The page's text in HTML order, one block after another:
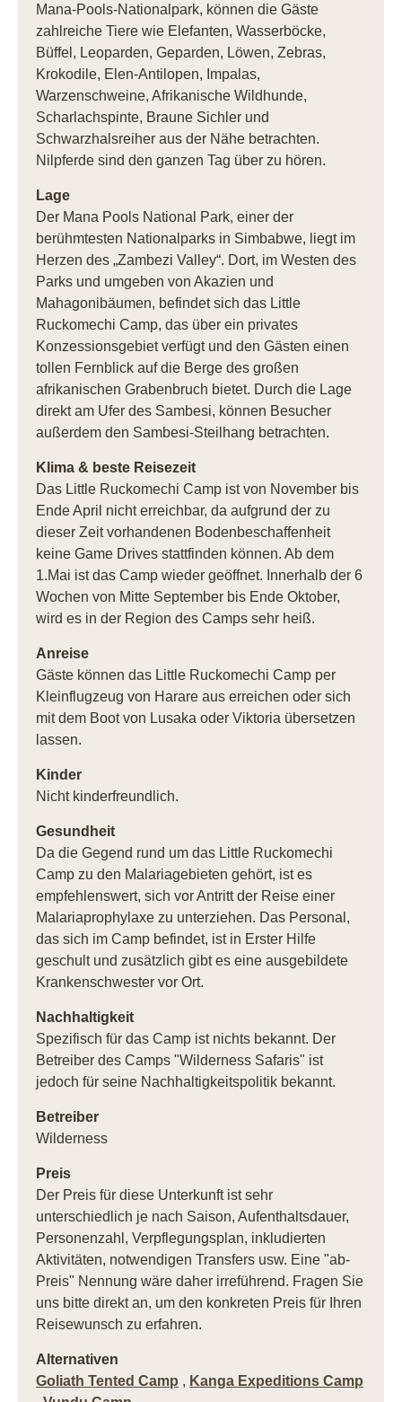
Mana-Pools-Nationalpark, können die Gäste
zahlreiche Tiere wie Elefanten, Wasserböcke,
Büffel, Leoparden, Geparden, Löwen, Zebras,
Krokodile, Elen-Antilopen, Impalas,
Warzenschweine, Afrikanische Wildhunde,
Scharlachspinte, Braune Sichler und
Schwarzhalsreiher aus der Nähe betrachten.
Nilpferde sind den ganzen Tag über zu hören.
Lage
Der Mana Pools National Park, einer der
berühmtesten Nationalparks in Simbabwe, liegt im
Herzen des „Zambezi Valley“. Dort, im Westen des
Parks und umgeben von Akazien und
Mahagonibäumen, befindet sich das Little
Ruckomechi Camp, das über ein privates
Konzessionsgebiet verfügt und den Gästen einen
tollen Fernblick auf die Berge des großen
afrikanischen Grabenbruch bietet. Durch die Lage
direkt am Ufer des Sambesi, können Besucher
außerdem den Sambesi-Steilhang betrachten.
Klima & beste Reisezeit
Das Little Ruckomechi Camp ist von November bis
Ende April nicht erreichbar, da aufgrund der zu
dieser Zeit vorhandenen Bodenbeschaffenheit
keine Game Drives stattfinden können. Ab dem
1.Mai ist das Camp wieder geöffnet. Innerhalb der 6
Wochen von Mitte September bis Ende Oktober,
wird es in der Region des Camps sehr heiß.
Anreise
Gäste können das Little Ruckomechi Camp per
Kleinflugzeug von Harare aus erreichen oder sich
mit dem Boot von Lusaka oder Viktoria übersetzen
lassen.
Kinder
Nicht kinderfreundlich.
Gesundheit
Da die Gegend rund um das Little Ruckomechi
Camp zu den Malariagebieten gehört, ist es
empfehlenswert, sich vor Antritt der Reise einer
Malariaprophylaxe zu unterziehen. Das Personal,
das sich im Camp befindet, ist in Erster Hilfe
geschult und zusätzlich gibt es eine ausgebildete
Krankenschwester vor Ort.
Nachhaltigkeit
Spezifisch für das Camp ist nichts bekannt. Der
Betreiber des Camps "Wilderness Safaris" ist
jedoch für seine Nachhaltigkeitspolitik bekannt.
Betreiber
Wilderness
Preis
Der Preis für diese Unterkunft ist sehr
unterschiedlich je nach Saison, Aufenthaltsdauer,
Personenzahl, Verpflegungsplan, inkludierten
Aktivitäten, notwendigen Transfers usw. Eine "ab-
Preis" Nennung wäre daher irreführend. Fragen Sie
uns bitte direkt an, um den konkreten Preis für Ihren
Reisewunsch zu erfahren.
Alternativen
Goliath Tented Camp , Kanga Expeditions Camp